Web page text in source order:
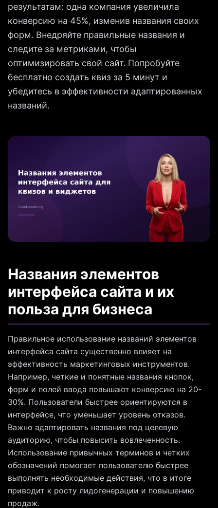
результатам: одна компания увеличила
конверсию на 45%, изменив названия своих
форм. Внедряйте правильные названия и
следите за метриками, чтобы
оптимизировать свой сайт. Попробуйте
бесплатно создать квиз за 5 минут и
убедитесь в эффективности адаптированных
названий.
Названия элементов
интерфейса сайта и их
польза для бизнеса
Правильное использование названий элементов
интерфейса сайта существенно влияет на
эффективность маркетинговых инструментов.
Например, четкие и понятные названия кнопок,
форм и полей ввода повышают конверсию на 20-
30%. Пользователи быстрее ориентируются в
интерфейсе, что уменьшает уровень отказов.
Важно адаптировать названия под целевую
аудиторию, чтобы повысить вовлеченность.
Использование привычных терминов и четких
обозначений помогает пользователю быстрее
выполнять необходимые действия, что в итоге
приводит к росту лидогенерации и повышению
продаж.